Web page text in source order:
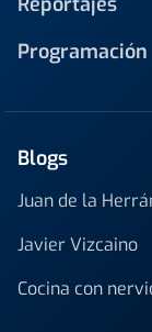
Programación
Blogs
Juan de la
Javier Vizcaino
Cocina con